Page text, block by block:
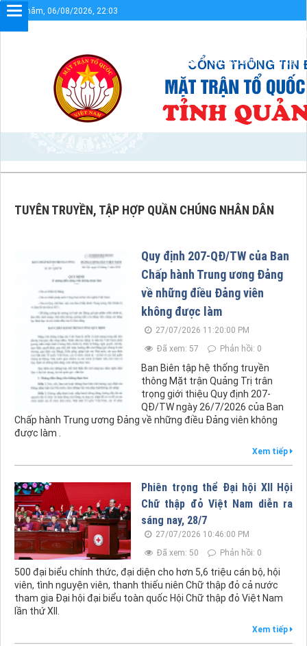
Thứ năm, 06/08/2026, 22:03
đến với Cổng thông tin điện tử UBMTTQVN tỉnh Quảng Trị
Sơ đồ cổng Liên kết
TUYÊN TRUYỀN, TẬP HỢP QUẦN CHÚNG NHÂN DÂN
Quy định 207-QĐ/TW của Ban
Chấp hành Trung ương Đảng
về những điều Đảng viên
không được làm
27/07/2026 11:20:00 PM
Đã xem: 57
Phản hồi: 0
Ban Biên tập hệ thống truyền
thông Mặt trận Quảng Trị trân
trọng giới thiệu Quy định 207-
QĐ/TW ngày 26/7/2026 của Ban
Chấp hành Trung ương Đảng về những điều Đảng viên không
được làm .
Xem tiếp
Phiên trọng thể Đại hội XII Hội
Chữ thập đỏ Việt Nam diễn ra
sáng nay, 28/7
27/07/2026 10:46:00 PM
Đã xem: 50
Phản hồi: 0
500 đại biểu chính thức, đại diện cho hơn 5,6 triệu cán bộ, hội
viên, tình nguyện viên, thanh thiếu niên Chữ thập đỏ cả nước
tham gia Đại hội đại biểu toàn quốc Hội Chữ thập đỏ Việt Nam
lần thứ XII.
Xem tiếp